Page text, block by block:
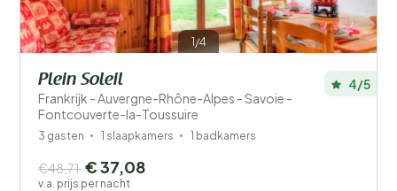
1/4
Plein Soleil
Frankrijk - Auvergne-Rhône-Alpes - Savoie -
Fontcouverte-la-Toussuire
4/5
3 gasten 1 slaapkamers 1 badkamers
€48,71 € 37,08
v.a. prijs per nacht